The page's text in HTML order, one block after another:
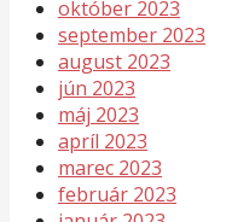
október 2023
september 2023
august 2023
jún 2023
máj 2023
apríl 2023
marec 2023
február 2023